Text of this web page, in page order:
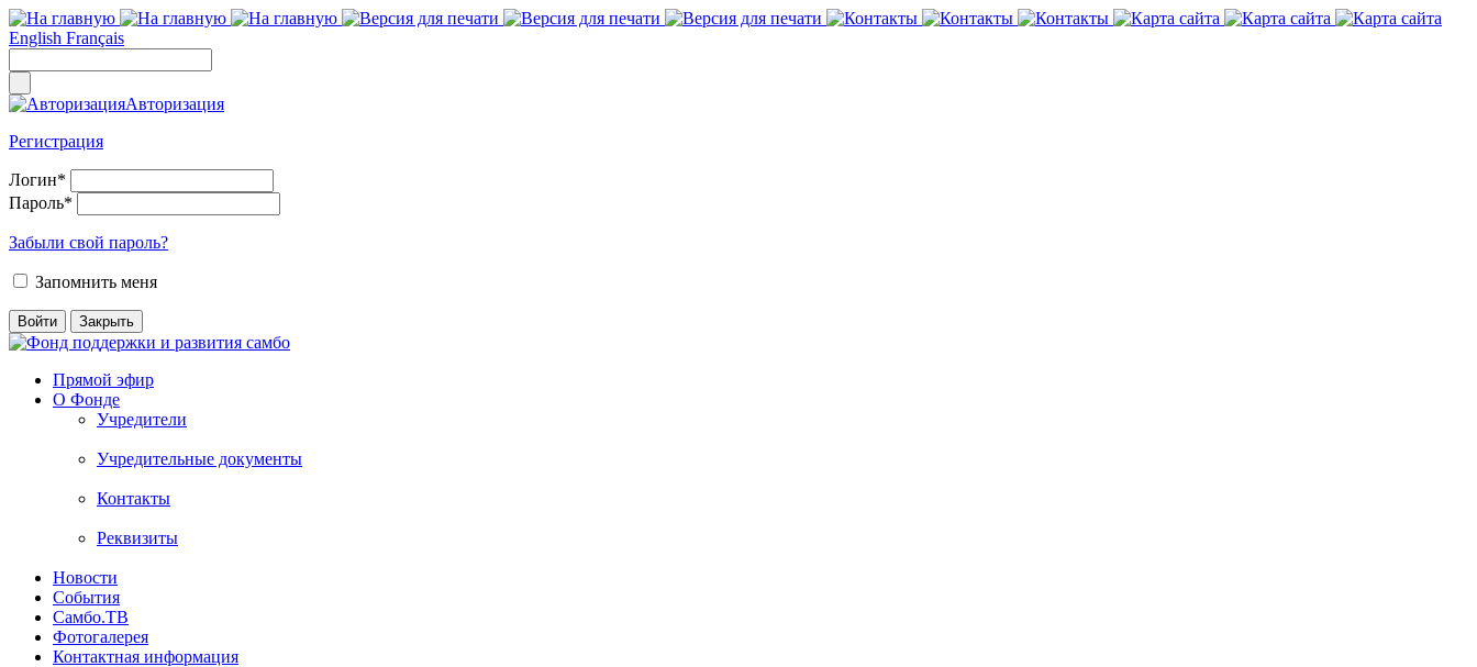
English Français
Авторизация
Регистрация
Логин*
Пароль*
Забыли свой пароль?
Запомнить меня
Прямой эфир
О Фонде
Учредители
Учредительные документы
Контакты
Реквизиты
Новости
События
Самбо.ТВ
Фотогалерея
Контактная информация